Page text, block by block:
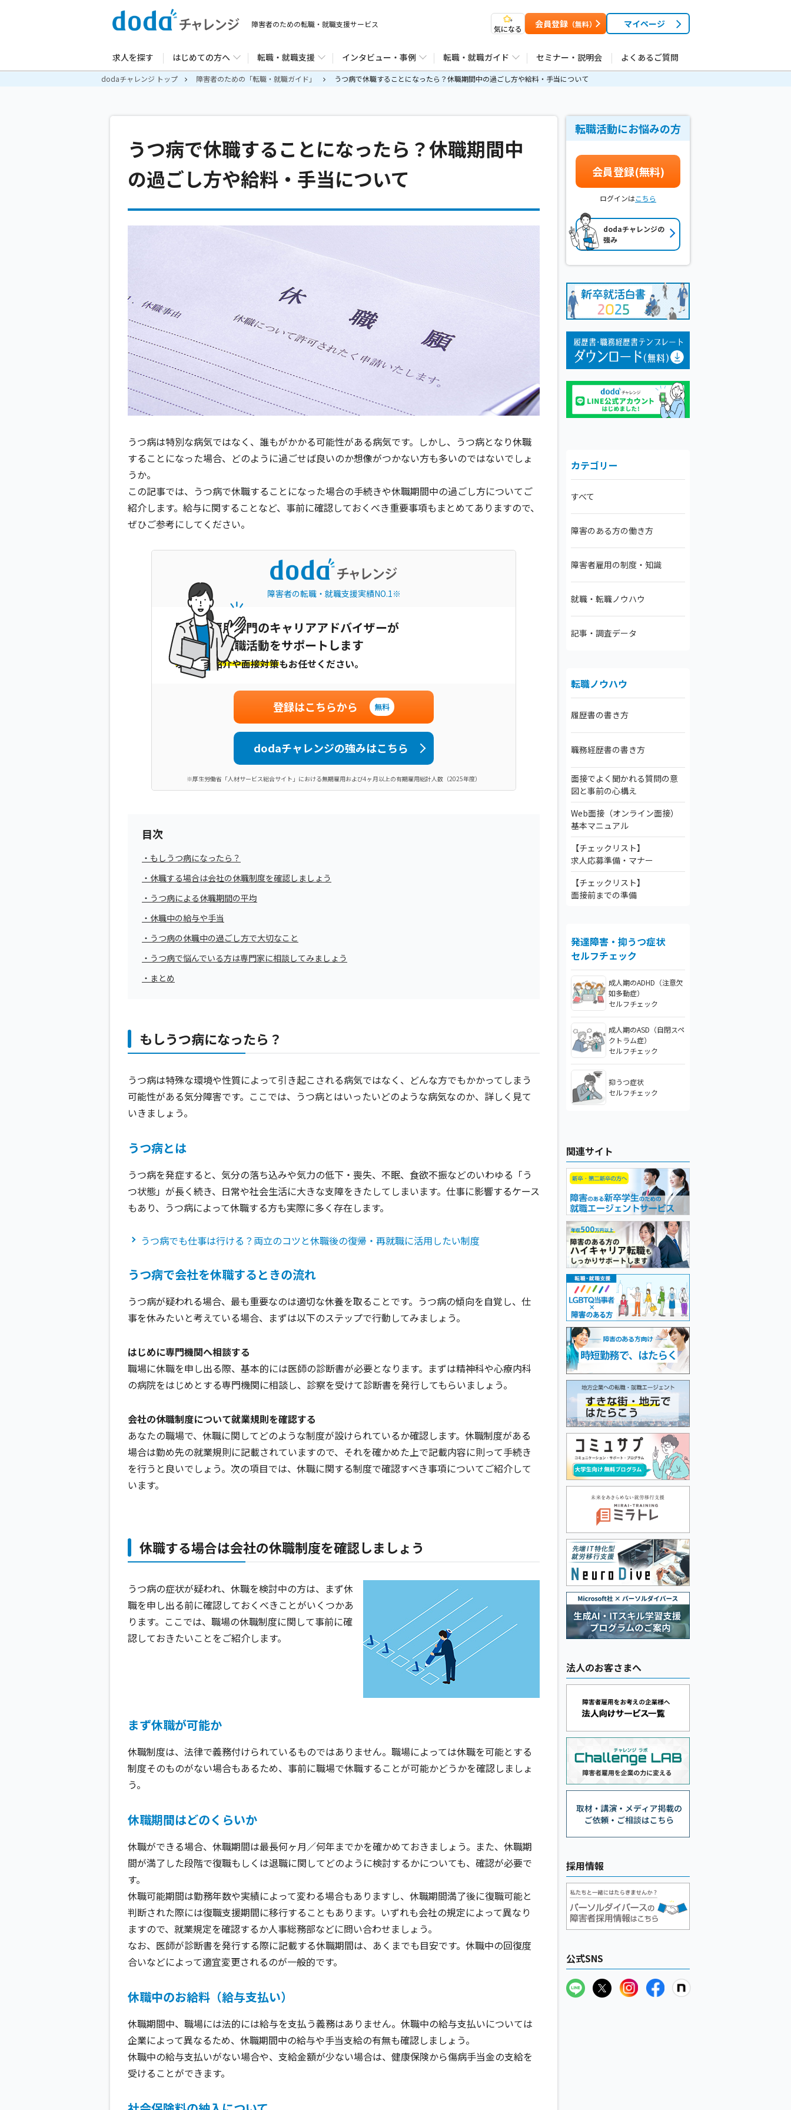
障害者のための転職・就職支援サービス 気になる 会員登録 （無料） マイページ
求人を探す はじめての方へ 転職・就職支援 インタビュー・事例 転職・就職ガイド セミナー・説明会 よくあるご質問
dodaチャレンジ トップ 障害者のための「転職・就職ガイド」 うつ病で休職することになったら？休職期間中の過ごし方や給料・手当について
うつ病で休職することになったら？休職期間中
の過ごし方や給料・手当について
うつ病は特別な病気ではなく、誰もがかかる可能性がある病気です。しかし、うつ病となり休職
することになった場合、どのように過ごせば良いのか想像がつかない方も多いのではないでしょ
うか。
この記事では、うつ病で休職することになった場合の手続きや休職期間中の過ごし方についてご
紹介します。給与に関することなど、事前に確認しておくべき重要事項もまとめてありますので、
ぜひご参考にしてください。
障害者の転職・就職支援実績NO.1※
障害者雇用専門のキャリアアドバイザーが
あなたの転職活動をサポートします
求人のご紹介や面接対策もお任せください。
登録はこちらから 無料
dodaチャレンジの強みはこちら
※厚生労働省「人材サービス総合サイト」における無期雇用および4ヶ月以上の有期雇用総計人数（2025年度）
目次
・もしうつ病になったら？
・休職する場合は会社の休職制度を確認しましょう
・うつ病による休職期間の平均
・休職中の給与や手当
・うつ病の休職中の過ごし方で大切なこと
・うつ病で悩んでいる方は専門家に相談してみましょう
・まとめ
もしうつ病になったら？
うつ病は特殊な環境や性質によって引き起こされる病気ではなく、どんな方でもかかってしまう
可能性がある気分障害です。ここでは、うつ病とはいったいどのような病気なのか、詳しく見て
いきましょう。
うつ病とは
うつ病を発症すると、気分の落ち込みや気力の低下・喪失、不眠、食欲不振などのいわゆる「う
つ状態」が長く続き、日常や社会生活に大きな支障をきたしてしまいます。仕事に影響するケース
もあり、うつ病によって休職する方も実際に多く存在します。
うつ病でも仕事は行ける？両立のコツと休職後の復帰・再就職に活用したい制度
うつ病で会社を休職するときの流れ
うつ病が疑われる場合、最も重要なのは適切な休養を取ることです。うつ病の傾向を自覚し、仕
事を休みたいと考えている場合、まずは以下のステップで行動してみましょう。
はじめに専門機関へ相談する
職場に休職を申し出る際、基本的には医師の診断書が必要となります。まずは精神科や心療内科
の病院をはじめとする専門機関に相談し、診察を受けて診断書を発行してもらいましょう。
会社の休職制度について就業規則を確認する
あなたの職場で、休職に関してどのような制度が設けられているか確認します。休職制度がある
場合は勤め先の就業規則に記載されていますので、それを確かめた上で記載内容に則って手続き
を行うと良いでしょう。次の項目では、休職に関する制度で確認すべき事項についてご紹介して
います。
休職する場合は会社の休職制度を確認しましょう
うつ病の症状が疑われ、休職を検討中の方は、まず休
職を申し出る前に確認しておくべきことがいくつかあ
ります。ここでは、職場の休職制度に関して事前に確
認しておきたいことをご紹介します。
まず休職が可能か
休職制度は、法律で義務付けられているものではありません。職場によっては休職を可能とする
制度そのものがない場合もあるため、事前に職場で休職することが可能かどうかを確認しましょ
う。
休職期間はどのくらいか
休職ができる場合、休職期間は最長何ヶ月／何年までかを確かめておきましょう。また、休職期
間が満了した段階で復職もしくは退職に関してどのように検討するかについても、確認が必要で
す。
休職可能期間は勤務年数や実績によって変わる場合もありますし、休職期間満了後に復職可能と
判断された際には復職支援期間に移行することもあります。いずれも会社の規定によって異なり
ますので、就業規定を確認するか人事総務部などに問い合わせましょう。
なお、医師が診断書を発行する際に記載する休職期間は、あくまでも目安です。休職中の回復度
合いなどによって適宜変更されるのが一般的です。
休職中のお給料（給与支払い）
休職期間中、職場には法的には給与を支払う義務はありません。休職中の給与支払いについては
企業によって異なるため、休職期間中の給与や手当支給の有無も確認しましょう。
休職中の給与支払いがない場合や、支給金額が少ない場合は、健康保険から傷病手当金の支給を
受けることができます。
転職活動にお悩みの方
会員登録(無料)
ログインはこちら
dodaチャレンジの
強み
カテゴリー
すべて
障害のある方の働き方
障害者雇用の制度・知識
就職・転職ノウハウ
記事・調査データ
転職ノウハウ
履歴書の書き方
職務経歴書の書き方
面接でよく聞かれる質問の意
図と事前の心構え
Web面接（オンライン面接）
基本マニュアル
【チェックリスト】
求人応募準備・マナー
【チェックリスト】
面接前までの準備
発達障害・抑うつ症状
セルフチェック
成人期のADHD（注意欠
如多動症）
セルフチェック
成人期のASD（自閉スペ
クトラム症）
セルフチェック
抑うつ症状
セルフチェック
関連サイト
法人のお客さまへ
採用情報
公式SNS